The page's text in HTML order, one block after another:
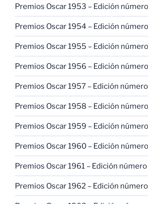
Premios Oscar 1953 – Edición
Premios Oscar 1954 – Edición
Premios Oscar 1955 – Edición
Premios Oscar 1956 – Edición
Premios Oscar 1957 – Edición
Premios Oscar 1958 – Edición
Premios Oscar 1959 – Edición
Premios Oscar 1960 – Edición
Premios Oscar 1961 – Edición
Premios Oscar 1962 – Edición